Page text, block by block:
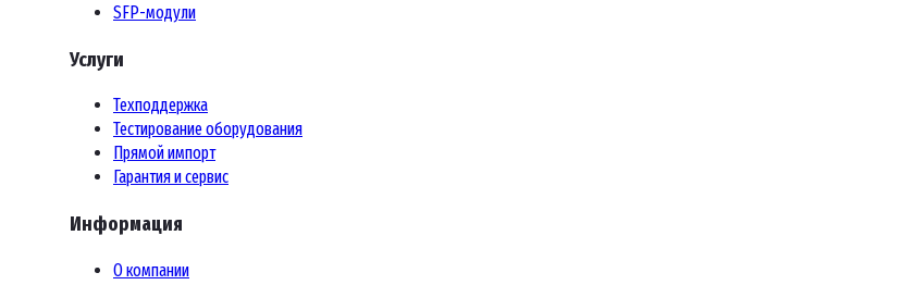
SFP-модули
Услуги
Техподдержка
Тестирование оборудования
Прямой импорт
Гарантия и сервис
Информация
О компании